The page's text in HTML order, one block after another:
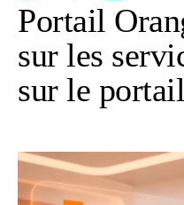
Portail
sur les
sur le